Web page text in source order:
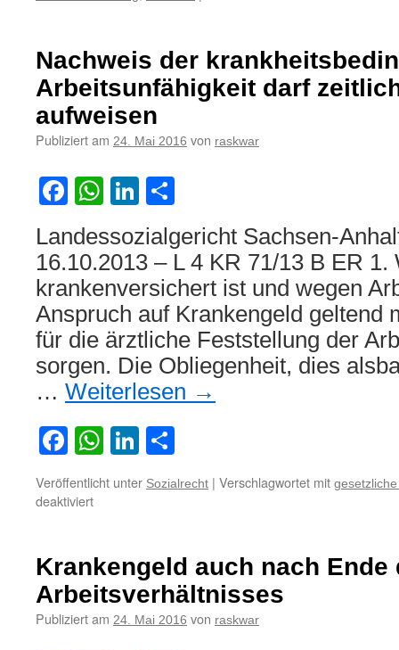
für
einen
werden
Nachweis der
Arbeitsunfähigkeit darf
aufweisen
Publiziert am 24. Mai 2016 von raskwar
Facebook
WhatsApp
LinkedIn
Landessozialgericht Sachsen-
16.10.2013 – L 4 KR 71/13 B ER 1.
krankenversichert ist und wegen
Anspruch auf Krankengeld geltend
für die ärztliche Feststellung der
sorgen. Die Obliegenheit, dies
… Weiterlesen →
Facebook
WhatsApp
LinkedIn
Veröffentlicht unter Sozialrecht | Verschlagwortet mit
deaktiviertfür
krankheitsbedingten
Arbeitsunfähigkeit
darf
zeitlich
keine
Krankengeld auch nach Ende
Arbeitsverhältnisses
Publiziert am 24. Mai 2016 von raskwar